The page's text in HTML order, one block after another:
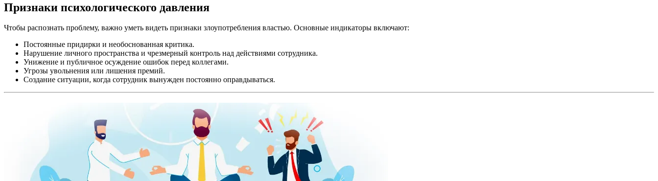
Признаки психологического давления
Чтобы распознать проблему, важно уметь видеть признаки злоупотребления властью. Основные индикаторы включают:
Постоянные придирки и необоснованная критика.
Нарушение личного пространства и чрезмерный контроль над действиями сотрудника.
Унижение и публичное осуждение ошибок перед коллегами.
Угрозы увольнения или лишения премий.
Создание ситуации, когда сотрудник вынужден постоянно оправдываться.